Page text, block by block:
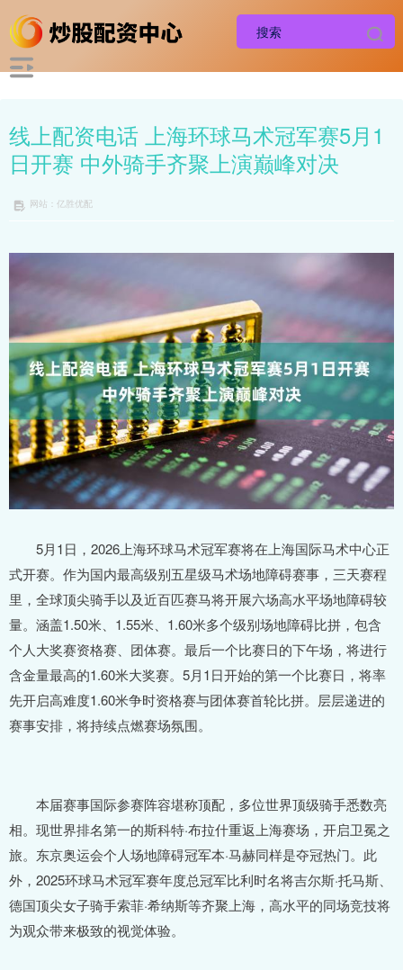
线上配资电话 上海环球马术冠军赛5月1
日开赛 中外骑手齐聚上演巅峰对决
网站：亿胜优配
5月1日，2026上海环球马术冠军赛将在上海国际马术中心正
式开赛。作为国内最高级别五星级马术场地障碍赛事，三天赛程
里，全球顶尖骑手以及近百匹赛马将开展六场高水平场地障碍较
量。涵盖1.50米、1.55米、1.60米多个级别场地障碍比拼，包含
个人大奖赛资格赛、团体赛。最后一个比赛日的下午场，将进行
含金量最高的1.60米大奖赛。5月1日开始的第一个比赛日，将率
先开启高难度1.60米争时资格赛与团体赛首轮比拼。层层递进的
赛事安排，将持续点燃赛场氛围。
本届赛事国际参赛阵容堪称顶配，多位世界顶级骑手悉数亮
相。现世界排名第一的斯科特·布拉什重返上海赛场，开启卫冕之
旅。东京奥运会个人场地障碍冠军本·马赫同样是夺冠热门。此
外，2025环球马术冠军赛年度总冠军比利时名将吉尔斯·托马斯、
德国顶尖女子骑手索菲·希纳斯等齐聚上海，高水平的同场竞技将
为观众带来极致的视觉体验。